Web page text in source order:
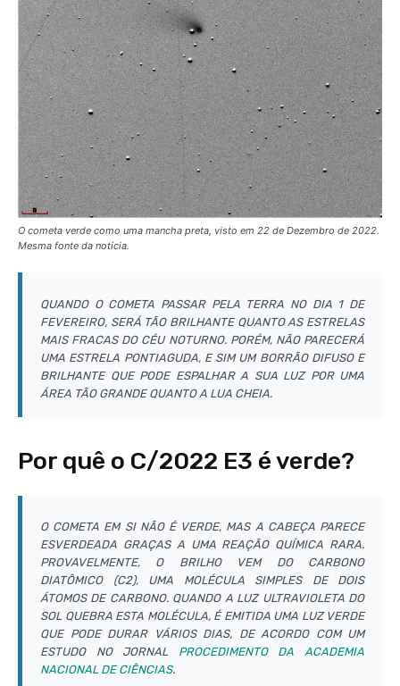
O cometa verde como uma mancha preta, visto em 22 de Dezembro de 2022.
Mesma fonte da notícia.
QUANDO O COMETA PASSAR PELA TERRA NO DIA 1 DE
FEVEREIRO, SERÁ TÃO BRILHANTE QUANTO AS ESTRELAS
MAIS FRACAS DO CÉU NOTURNO. PORÉM, NÃO PARECERÁ
UMA ESTRELA PONTIAGUDA, E SIM UM BORRÃO DIFUSO E
BRILHANTE QUE PODE ESPALHAR A SUA LUZ POR UMA
ÁREA TÃO GRANDE QUANTO A LUA CHEIA.
Por quê o C/2022 E3 é verde?
O COMETA EM SI NÃO É VERDE, MAS A CABEÇA PARECE
ESVERDEADA GRAÇAS A UMA REAÇÃO QUÍMICA RARA.
PROVAVELMENTE, O BRILHO VEM DO CARBONO
DIATÔMICO (C2), UMA MOLÉCULA SIMPLES DE DOIS
ÁTOMOS DE CARBONO. QUANDO A LUZ ULTRAVIOLETA DO
SOL QUEBRA ESTA MOLÉCULA, É EMITIDA UMA LUZ VERDE
QUE PODE DURAR VÁRIOS DIAS, DE ACORDO COM UM
ESTUDO NO JORNAL PROCEDIMENTO DA ACADEMIA
NACIONAL DE CIÊNCIAS.